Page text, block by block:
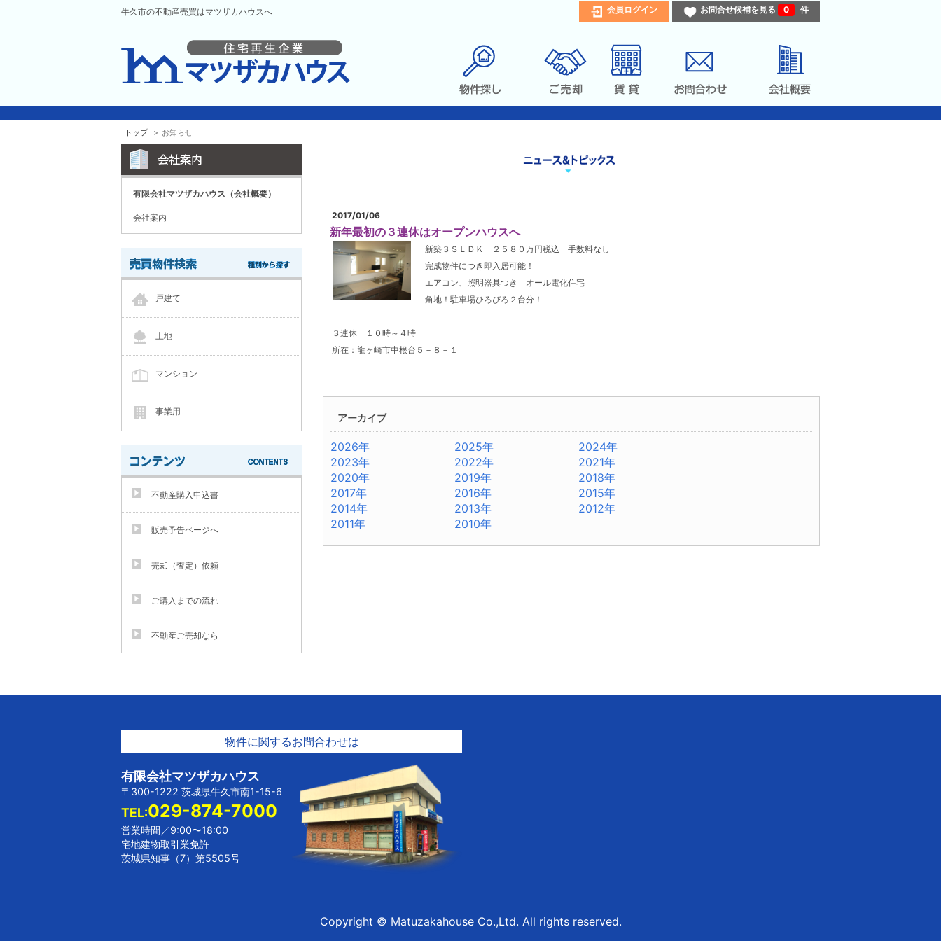
牛久市の不動産売買はマツザカハウスへ 会員ログイン お問合せ候補を見る 0 件
トップ お知らせ
2017/01/06
新年最初の３連休はオープンハウスへ
新築３ＳＬＤＫ ２５８０万円税込 手数料なし
完成物件につき即入居可能！
エアコン、照明器具つき オール電化住宅
角地！駐車場ひろびろ２台分！
３連休 １０時～４時
所在：龍ヶ崎市中根台５－８－１
アーカイブ
2026年 2025年
2024年
2023年
2022年
2021年
2020年
2019年
2018年
2017年
2016年
2015年
2014年
2013年
2012年
2011年
2010年
有限会社マツザカハウス（会社概要）
会社案内
戸建て
土地
マンション
事業用
不動産購入申込書
販売予告ページへ
売却（査定）依頼
ご購入までの流れ
不動産ご売却なら
物件に関するお問合わせは
有限会社マツザカハウス
〒300-1222 茨城県牛久市南1-15-6
TEL:029-874-7000
営業時間／9:00〜18:00
宅地建物取引業免許
茨城県知事（7）第5505号
Copyright © Matuzakahouse Co.,Ltd. All rights reserved.